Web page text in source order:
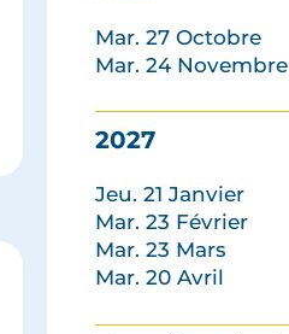
Mar. 27 Octobre
Mar. 24 Novembre
2027
Jeu. 21 Janvier
Mar. 23 Février
Mar. 23 Mars
Mar. 20 Avril